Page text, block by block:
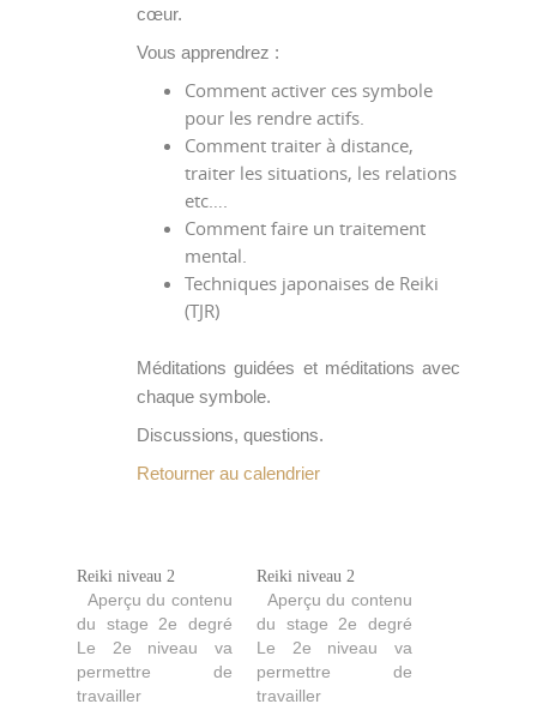
cœur.
Vous apprendrez :
Comment activer ces symbole
pour les rendre actifs.
Comment traiter à distance,
traiter les situations, les relations
etc….
Comment faire un traitement
mental.
Techniques japonaises de Reiki
(TJR)
Méditations guidées et méditations avec
chaque symbole.
Discussions, questions.
Retourner au calendrier
Reiki niveau 2
Aperçu du contenu
du stage 2e degré
Le 2e niveau va
permettre de
travailler
Reiki niveau 2
Aperçu du contenu
du stage 2e degré
Le 2e niveau va
permettre de
travailler